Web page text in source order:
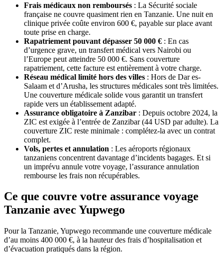
Frais médicaux non remboursés : La Sécurité sociale
française ne couvre quasiment rien en Tanzanie. Une nuit en
clinique privée coûte environ 600 €, payable sur place avant
toute prise en charge.
Rapatriement pouvant dépasser 50 000 € : En cas
d’urgence grave, un transfert médical vers Nairobi ou
l’Europe peut atteindre 50 000 €. Sans couverture
rapatriement, cette facture est entièrement à votre charge.
Réseau médical limité hors des villes : Hors de Dar es-
Salaam et d’Arusha, les structures médicales sont très limitées.
Une couverture médicale solide vous garantit un transfert
rapide vers un établissement adapté.
Assurance obligatoire à Zanzibar : Depuis octobre 2024, la
ZIC est exigée à l’entrée de Zanzibar (44 USD par adulte). La
couverture ZIC reste minimale : complétez-la avec un contrat
complet.
Vols, pertes et annulation : Les aéroports régionaux
tanzaniens concentrent davantage d’incidents bagages. Et si
un imprévu annule votre voyage, l’assurance annulation
rembourse les frais non récupérables.
Ce que couvre votre assurance voyage
Tanzanie avec Yupwego
Pour la Tanzanie, Yupwego recommande une couverture médicale
d’au moins 400 000 €, à la hauteur des frais d’hospitalisation et
d’évacuation pratiqués dans la région.